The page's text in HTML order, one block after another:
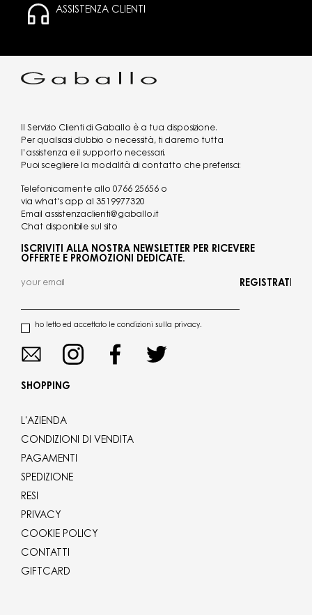
ASSISTENZA CLIENTI
Il Servizio Clienti di Gaballo è a tua disposizione.
Per qualsiasi dubbio o necessità, ti daremo tutta
l’assistenza e il supporto necessari.
Puoi scegliere la modalità di contatto che preferisci:
Telefonicamente allo 0766 25656 o
via what's app al 3519977320
Email assistenzaclienti@gaballo.it
Chat disponibile sul sito
ISCRIVITI ALLA NOSTRA NEWSLETTER PER RICEVERE
OFFERTE E PROMOZIONI DEDICATE.
ho letto ed accettato le condizioni sulla privacy.
REGISTRATI
SHOPPING
L'AZIENDA
CONDIZIONI DI VENDITA
PAGAMENTI
SPEDIZIONE
RESI
PRIVACY
COOKIE POLICY
CONTATTI
GIFTCARD